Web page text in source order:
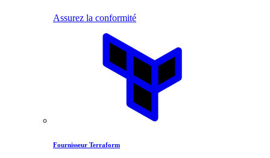
Assurez la conformité
Fournisseur Terraform